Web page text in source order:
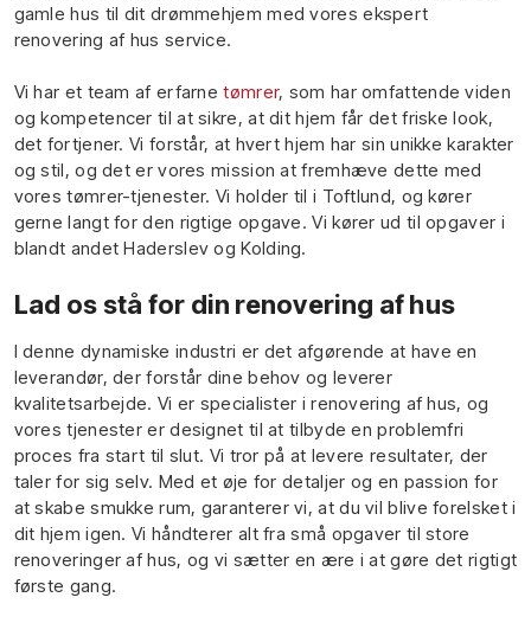
gamle hus til dit drømmehjem med vores ekspert
renovering af hus service.
Vi har et team af erfarnetømrer, som har omfattende viden
og kompetencer til at sikre, at dit hjem får det friske look,
det fortjener. Vi forstår, at hvert hjem har sin unikke karakter
og stil, og det er vores mission at fremhæve dette med
vores tømrer-tjenester. Vi holder til i Toftlund, og kører
gerne langt for den rigtige opgave. Vi kører ud til opgaver i
blandt andet Haderslev og Kolding.
Lad os stå for din renovering af hus
I denne dynamiske industri er det afgørende at have en
leverandør, der forstår dine behov og leverer
kvalitetsarbejde. Vi er specialister i renovering af hus, og
vores tjenester er designet til at tilbyde en problemfri
proces fra start til slut. Vi tror på at levere resultater, der
taler for sig selv. Med et øje for detaljer og en passion for
at skabe smukke rum, garanterer vi, at du vil blive forelsket i
dit hjem igen. Vi håndterer alt fra små opgaver til store
renoveringer af hus, og vi sætter en ære i at gøre det rigtigt
første gang.